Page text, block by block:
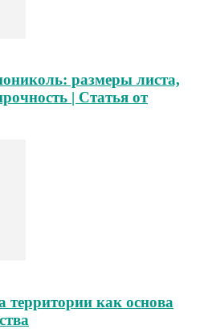
размеры листа,
| Статья от
территории как основа